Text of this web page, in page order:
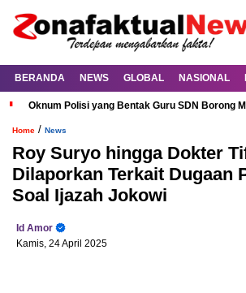
BERANDA NEWS GLOBAL NASIONAL
Oknum Polisi yang Bentak Guru SDN Borong
Home / News
Roy Suryo hingga Dokter
Dilaporkan Terkait Dugaan
Soal Ijazah Jokowi
Id Amor
Kamis, 24 April 2025